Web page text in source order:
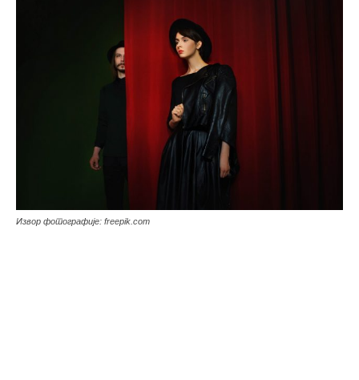
Извор фотографије: freepik.com